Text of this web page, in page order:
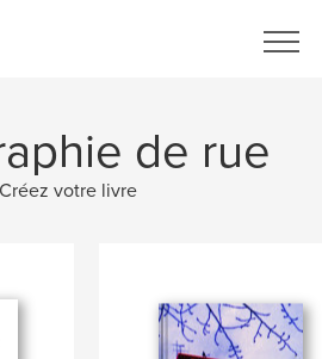
de rue
Créez votre livre